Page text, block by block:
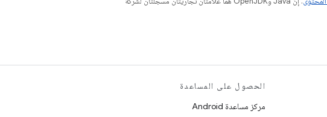
الحصول على المساعدة
مركز مساعدة Android